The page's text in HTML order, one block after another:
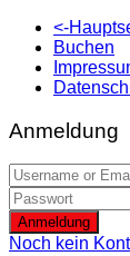
<-
Buchen
Anmeldung
Anmeldung
Noch kein